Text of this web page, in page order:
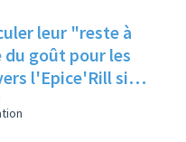
leur "reste à
goût pour les
l'Epice'Rill si